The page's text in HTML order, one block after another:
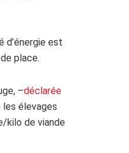
d’énergie est
place.
–déclarée
les élevages
kilo de viande